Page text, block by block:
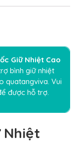
Giữ Nhiệt Cao
bình giữ nhiệt
quatangviva. Vui
được hỗ trợ.
Nhiệt